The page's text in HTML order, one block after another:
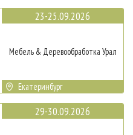
23-25.09.2026
Мебель & Деревообработка Урал
Екатеринбург
29-30.09.2026